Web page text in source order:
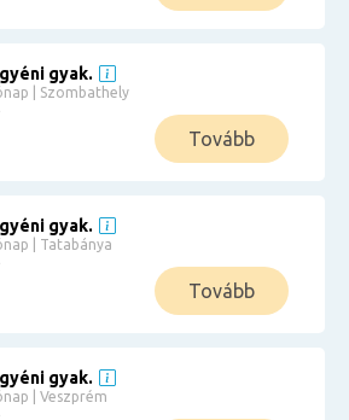
gyak.
| Szombathely
Tovább
gyak.
| Tatabánya
Tovább
gyak.
| Veszprém